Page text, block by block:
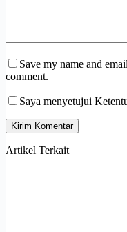
Save my name and
comment.
Saya menyetujui
Kirim Komentar
Artikel Terkait